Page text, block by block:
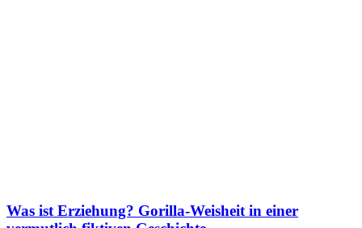
Was ist Erziehung? Gorilla-Weisheit in einer